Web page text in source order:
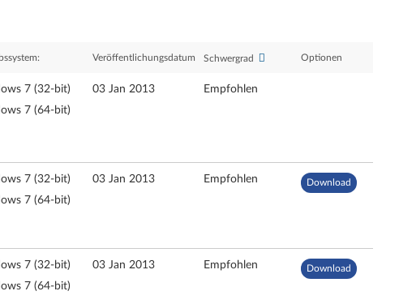
Veröffentlichungsdatum Schwergrad Optionen
7 (32-bit)
7 (64-bit)
03 Jan 2013 Empfohlen
7 (32-bit)
7 (64-bit)
03 Jan 2013 Empfohlen Download
7 (32-bit)
7 (64-bit)
03 Jan 2013 Empfohlen Download